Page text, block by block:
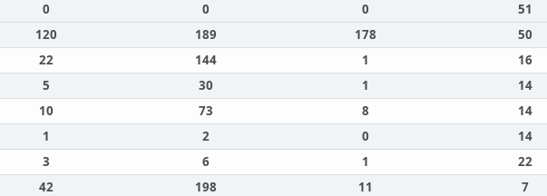
0 0 0 51
120 189 178 50
22 144 1 16
5 30 1 14
10 73 8 14
1 2 0 14
3 6 1 22
42 198 11 7